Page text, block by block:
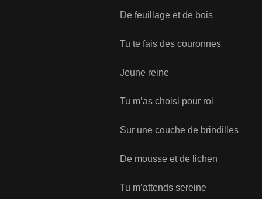
De feuillage et de bois
Tu te fais des couronnes
Jeune reine
Tu m’as choisi pour roi
Sur une couche de brindilles
De mousse et de lichen
Tu m’attends sereine